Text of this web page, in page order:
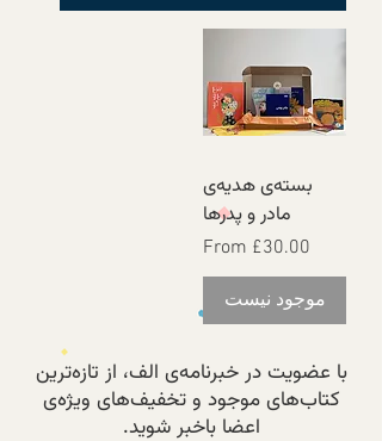
بسته‌ی هدیه‌ی
مادر و پدرها
From £30.00
Sale Price
موجود نیست
با عضویت در خبرنامه‌ی الف، از تازه‌ترین
کتاب‌های موجود و تخفیف‌های ویژه‌ی
اعضا باخبر شوید.